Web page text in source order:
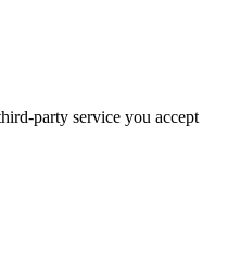
party service you accept